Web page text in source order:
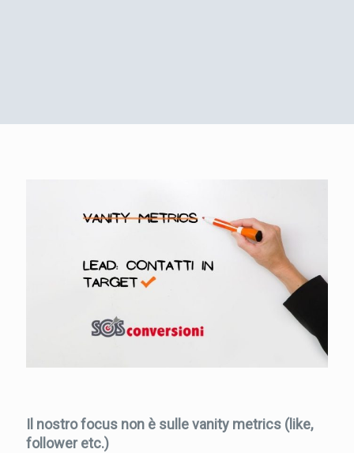
Il nostro focus non è sulle vanity metrics (like,
follower etc.)